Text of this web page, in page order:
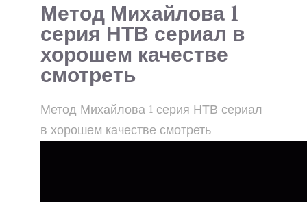
Метод Михайлова 1
серия НТВ сериал в
хорошем качестве
смотреть
Метод Михайлова 1 серия НТВ сериал
в хорошем качестве смотреть